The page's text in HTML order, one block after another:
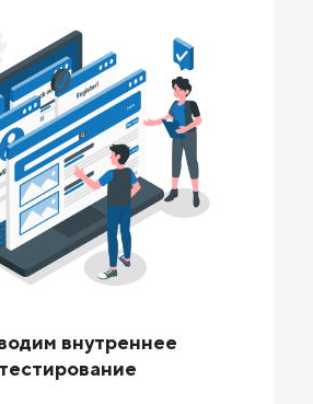
внутреннее
тестирование